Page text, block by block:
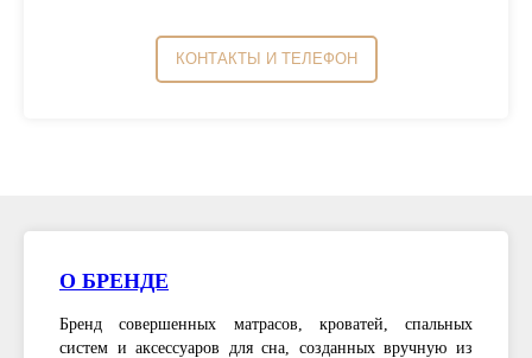
КОНТАКТЫ И ТЕЛЕФОН
О БРЕНДЕ
Бренд совершенных матрасов, кроватей, спальных
систем и аксессуаров для сна, созданных вручную из